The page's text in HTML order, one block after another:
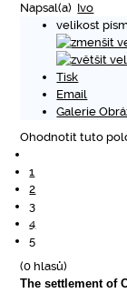
Napsal(a) Ivo
velikost
Tisk
Email
Galerie
Ohodnotit tuto
1
2
3
4
5
(0 hlasů)
The settlement of